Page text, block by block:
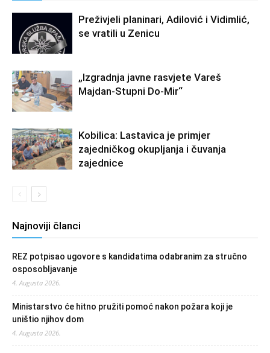
Preživjeli planinari, Adilović i Vidimlić,
se vratili u Zenicu
„Izgradnja javne rasvjete Vareš
Majdan-Stupni Do-Mir“
Kobilica: Lastavica je primjer
zajedničkog okupljanja i čuvanja
zajednice
Najnoviji članci
REZ potpisao ugovore s kandidatima odabranim za stručno
osposobljavanje
4. Augusta 2026.
Ministarstvo će hitno pružiti pomoć nakon požara koji je
uništio njihov dom
4. Augusta 2026.